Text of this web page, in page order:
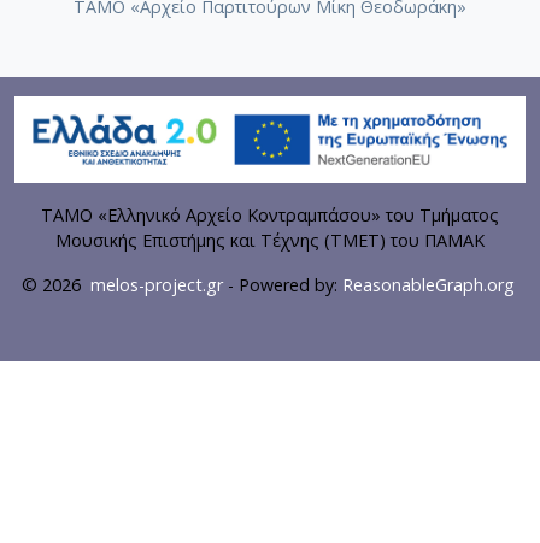
ΤΑΜΟ «Αρχείο Παρτιτούρων Μίκη Θεοδωράκη»
ΤΑΜΟ «Ελληνικό Αρχείο Κοντραμπάσου» του Τμήματος
Μουσικής Επιστήμης και Τέχνης (ΤΜΕΤ) του ΠΑΜΑΚ
© 2026 melos-project.gr- Powered by: ReasonableGraph.org